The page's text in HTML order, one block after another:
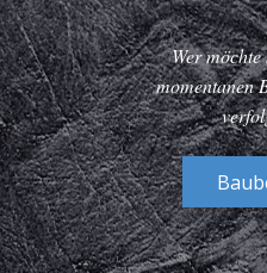
Wer
momentanen